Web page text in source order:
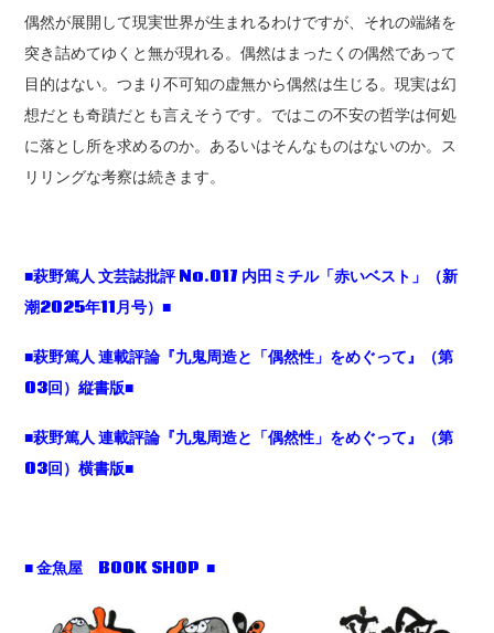
偶然が展開して現実世界が生まれるわけですが、それの端緒を
突き詰めてゆくと無が現れる。偶然はまったくの偶然であって
目的はない。つまり不可知の虚無から偶然は生じる。現実は幻
想だとも奇蹟だとも言えそうです。ではこの不安の哲学は何処
に落とし所を求めるのか。あるいはそんなものはないのか。ス
リリングな考察は続きます。
■萩野篤人 文芸誌批評 No.017 内田ミチル「赤いベスト」（新
潮2025年11月号）■
■萩野篤人 連載評論『九鬼周造と「偶然性」をめぐって』（第
03回）縦書版■
■萩野篤人 連載評論『九鬼周造と「偶然性」をめぐって』（第
03回）横書版■
■ 金魚屋 BOOK SHOP ■